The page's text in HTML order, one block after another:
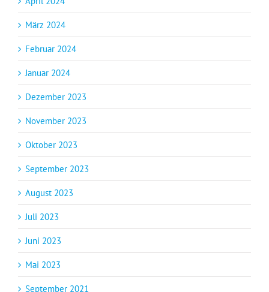
März 2024
Februar 2024
Januar 2024
Dezember 2023
November 2023
Oktober 2023
September 2023
August 2023
Juli 2023
Juni 2023
Mai 2023
September 2021